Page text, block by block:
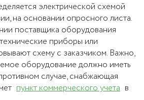
электрической схемой
на основании опросного листа.
поставщика оборудования
приборы или
схему с заказчиком. Важно,
оборудование должно иметь
случае, снабжающая
пункт коммерческого учета в